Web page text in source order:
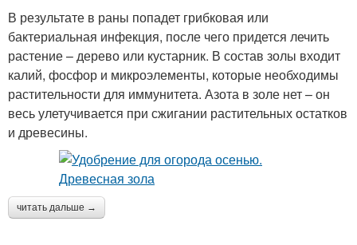
В результате в раны попадет грибковая или
бактериальная инфекция, после чего придется лечить
растение – дерево или кустарник. В состав золы входит
калий, фосфор и микроэлементы, которые необходимы
растительности для иммунитета. Азота в золе нет – он
весь улетучивается при сжигании растительных остатков
и древесины.
читать дальше →